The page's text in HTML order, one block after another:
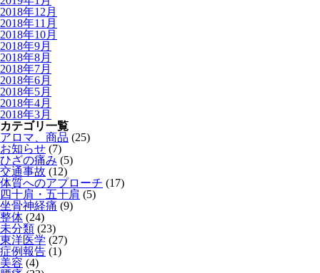
2018年12月
2018年11月
2018年10月
2018年9月
2018年8月
2018年7月
2018年6月
2018年5月
2018年4月
2018年3月
カテゴリ一覧
アロマ、商品 (25)
お知らせ (7)
ひざの痛み (5)
交通事故 (12)
体質へのアプローチ (17)
四十肩・五十肩 (5)
坐骨神経痛 (9)
整体 (24)
未分類 (23)
東洋医学 (27)
症例報告 (1)
美容 (4)